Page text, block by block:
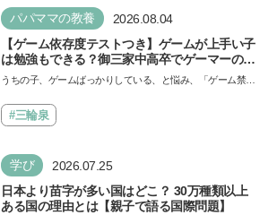
パパママの教養 2026.08.04
【ゲーム依存度テストつき】ゲームが上手い子
は勉強もできる？御三家中高卒でゲーマーの医
師・阿部智史さんが教えるゲームしながら受験
うちの子、ゲームばっかりしている、と悩み、「ゲーム禁
も…#三輪泉
学び 2026.07.25
日本より苗字が多い国はどこ？ 30万種類以上
ある国の理由とは【親子で語る国際問題】